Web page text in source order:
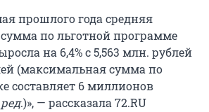
прошлого года средняя
по льготной программе
на 6,4% с 5,563 млн. рублей
(максимальная сумма по
составляет 6 миллионов
.)», — рассказала 72.RU